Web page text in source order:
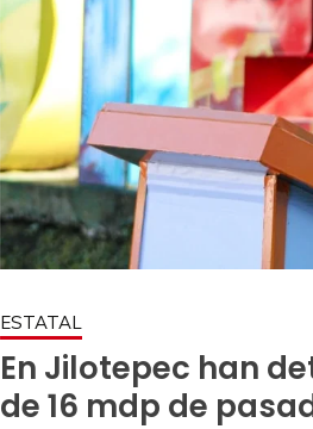
ESTATAL
En Jilotepec han
de 16 mdp de